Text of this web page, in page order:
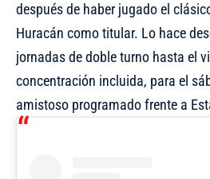
después de haber jugado el
Huracán como titular. Lo hace
jornadas de doble turno hasta el
concentración incluida, para el
amistoso programado frente a